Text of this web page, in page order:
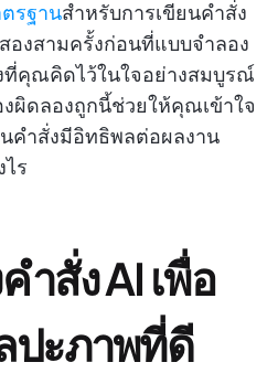
รฐานสำหรับการเขียนคำสั่ง
งสามครั้งก่อนที่แบบจำลอง
ที่คุณคิดไว้ในใจอย่างสมบูรณ์
ผิดลองถูกนี้ช่วยให้คุณเข้าใจ
คำสั่งมีอิทธิพลต่อผลงาน
ร
ำสั่ง AI เพื่อ
ปะภาพที่ดี